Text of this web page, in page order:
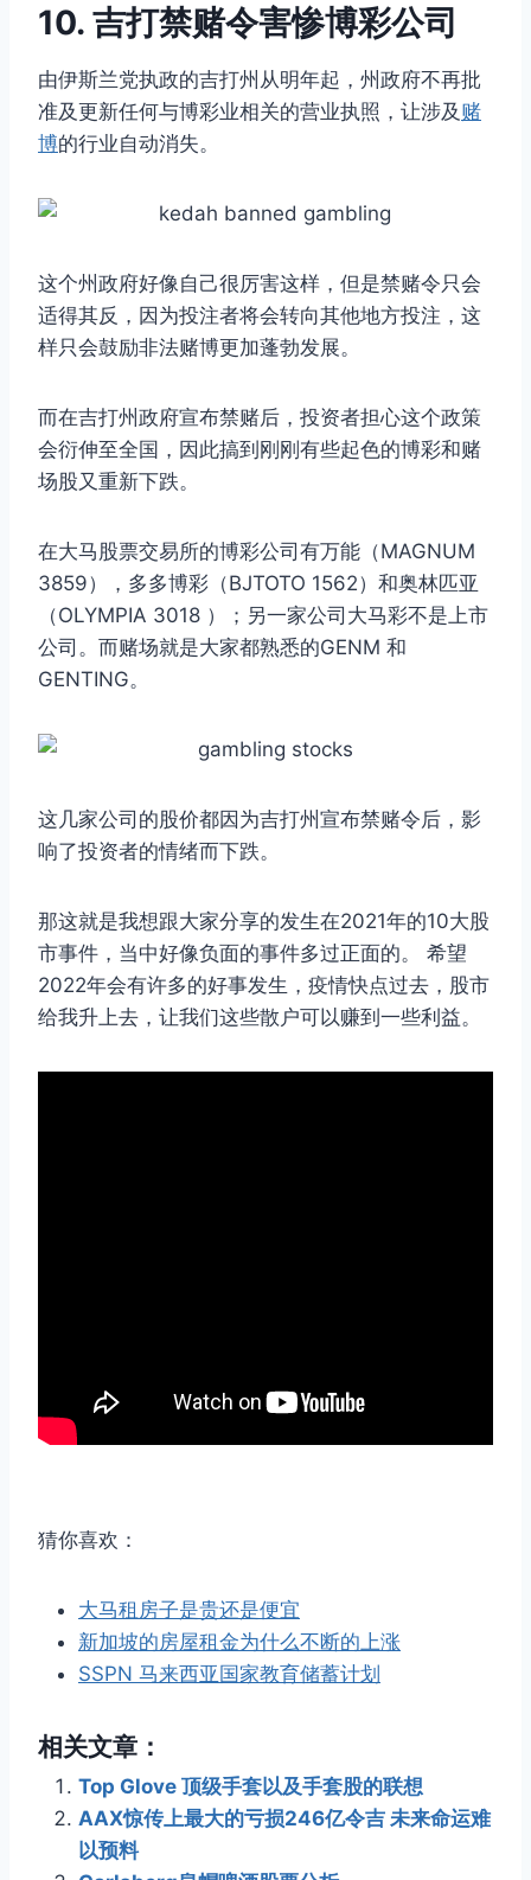
10. 吉打禁赌令害惨博彩公司
由伊斯兰党执政的吉打州从明年起，州政府不再批
准及更新任何与博彩业相关的营业执照，让涉及 赌
博的行业自动消失。
这个州政府好像自己很厉害这样，但是禁赌令只会
适得其反，因为投注者将会转向其他地方投注，这
样只会鼓励非法赌博更加蓬勃发展。
而在吉打州政府宣布禁赌后，投资者担心这个政策
会衍伸至全国，因此搞到刚刚有些起色的博彩和赌
场股又重新下跌。
在大马股票交易所的博彩公司有万能（MAGNUM
3859），多多博彩（BJTOTO 1562）和奥林匹亚
（OLYMPIA 3018 ）；另一家公司大马彩不是上市
公司。而赌场就是大家都熟悉的GENM 和
GENTING。
这几家公司的股价都因为吉打州宣布禁赌令后，影
响了投资者的情绪而下跌。
那这就是我想跟大家分享的发生在2021年的10大股
市事件，当中好像负面的事件多过正面的。 希望
2022年会有许多的好事发生，疫情快点过去，股市
给我升上去，让我们这些散户可以赚到一些利益。
猜你喜欢：
大马租房子是贵还是便宜
新加坡的房屋租金为什么不断的上涨
SSPN 马来西亚国家教育储蓄计划
相关文章：
Top Glove 顶级手套以及手套股的联想
AAX惊传上最大的亏损246亿令吉 未来命运难
以预料